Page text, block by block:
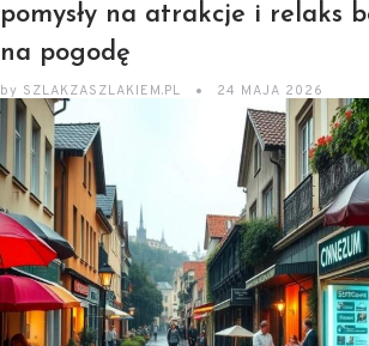
pomysły na atrakcje i relaks
na pogodę
by SZLAKZASZLAKIEM.PL 24 MAJA 2026